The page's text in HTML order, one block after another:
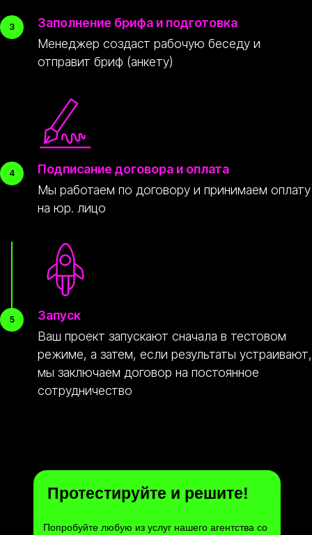
Заполнение брифа и подготовка
Менеджер создаст рабочую беседу и
отправит бриф (анкету)
Подписание договора и оплата
Мы работаем по договору и принимаем оплату
на юр. лицо
Запуск
Ваш проект запускают сначала в тестовом
режиме, а затем, если результаты устраивают,
мы заключаем договор на постоянное
сотрудничество
Попробуйте любую из услуг нашего агентства со
Протестируйте и решите!
Киевское шоссе, 22-й километр, 4, стр. 1,
корп. Б, район Солнцево, Западный
административный округ, Москва
© Peremoney. Все права защищены.
nikolai@peremoney.ru
Написать в Телеграм